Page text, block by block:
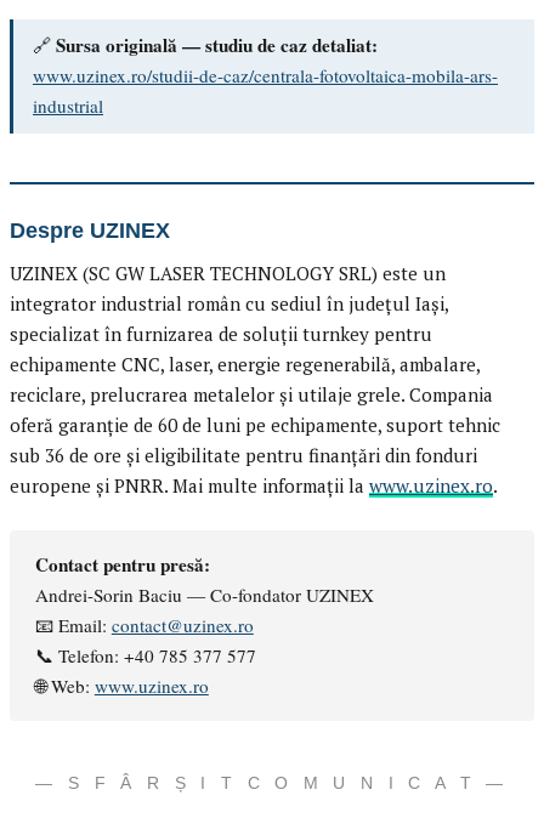
🔗 Sursa originală — studiu de caz detaliat:
www.uzinex.ro/studii-de-caz/centrala-fotovoltaica-mobila-ars-
industrial
Despre UZINEX
UZINEX (SC GW LASER TECHNOLOGY SRL) este un
integrator industrial român cu sediul în județul Iași,
specializat în furnizarea de soluții turnkey pentru
echipamente CNC, laser, energie regenerabilă, ambalare,
reciclare, prelucrarea metalelor și utilaje grele. Compania
oferă garanție de 60 de luni pe echipamente, suport tehnic
sub 36 de ore și eligibilitate pentru finanțări din fonduri
europene și PNRR. Mai multe informații la www.uzinex.ro.
Contact pentru presă:
Andrei-Sorin Baciu — Co-fondator UZINEX
📧 Email: contact@uzinex.ro
📞 Telefon: +40 785 377 577
🌐 Web: www.uzinex.ro
— S F Â R Ș I T C O M U N I C A T —